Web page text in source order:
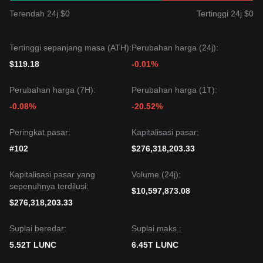
konsolidasi dalam waktu dekat, selama harga tetap di atas
Pemulihan dan Stabilisasi .
Terendah 24j $0 Tertinggi 24j $0
Tertinggi sepanjang masa (ATH):
$119.18
Perubahan harga (24j):
-0.01%
Perubahan harga (7H):
-0.08%
Perubahan harga (1T):
-20.52%
Peringkat pasar:
#102
Kapitalisasi pasar:
$276,318,203.33
Kapitalisasi pasar yang
sepenuhnya terdilusi:
$276,318,203.33
Volume (24j):
$10,597,873.08
Suplai beredar:
5.52T LUNC
Suplai maks.:
6.45T LUNC